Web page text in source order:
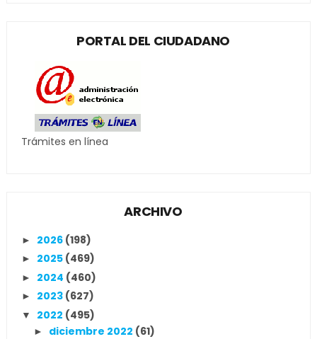
PORTAL DEL CIUDADANO
Trámites en línea
ARCHIVO
► 2026 (198)
► 2025 (469)
► 2024 (460)
► 2023 (627)
▼ 2022 (495)
► diciembre 2022 (61)